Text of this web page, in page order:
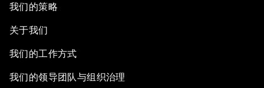
我们的策略
关于我们
我们的工作方式
我们的领导团队与组织治理